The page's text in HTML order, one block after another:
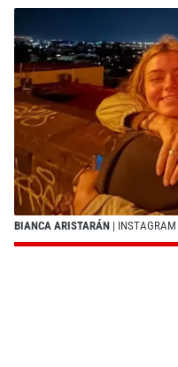
BIANCA ARISTARÁN | INSTAGRAM